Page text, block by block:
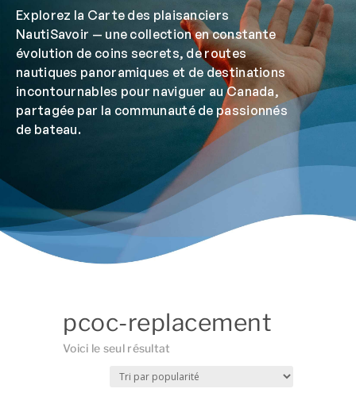
Explorez la Carte des plaisanciers
NautiSavoir — une collection en constante
évolution de coins secrets, de routes
nautiques panoramiques et de destinations
incontournables pour naviguer au Canada,
partagée par la communauté de passionnés
de bateau.
pcoc-replacement
Voici le seul résultat